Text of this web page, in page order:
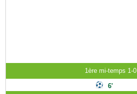
1ère mi-temps 1-0
6'